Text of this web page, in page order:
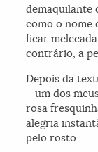
demaquilante
como o nome
ficar
contrário, a
Depois da
– um dos
rosa
alegria
pelo rosto.